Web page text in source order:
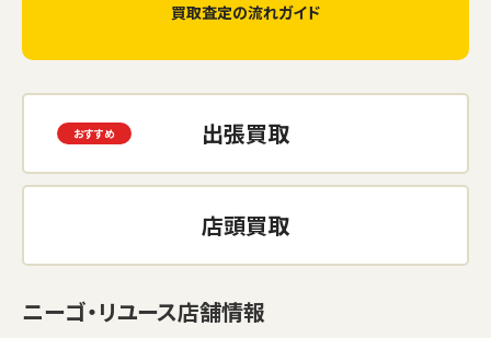
買取査定の流れガイド
出張買取
店頭買取
ニーゴ・リユース店舗情報